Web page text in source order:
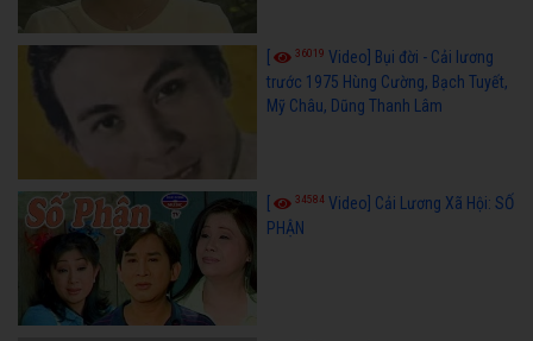
36019 Video] Bụi đời - Cải lương
trước 1975 Hùng Cường, Bạch Tuyết,
Mỹ Châu, Dũng Thanh Lâm
34584 Video] Cải Lương Xã Hội: SỐ
PHẬN